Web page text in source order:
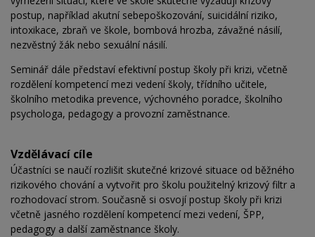
postup, například akutní sebepoškozování, suicidální riziko,
intoxikace, zbraň ve škole, bombová hrozba, závažné násilí,
nezvěstný žák nebo sexuální násilí.
Seminář dále představí efektivní postup školy při krizi, včetně
rozdělení kompetencí mezi vedení školy, třídního učitele,
školního metodika prevence, výchovného poradce, školního
psychologa, pedagogy a provozní zaměstnance.
Vzdělávací cíle
Účastníci se naučí rozlišit skutečné krizové situace od běžného
rizikového chování a vytvořit pro školu použitelný krizový filtr a
rozhodovací strom. Současně si osvojí postup školy při krizi
včetně jasného rozdělení kompetencí mezi vedení, ŠPP,
pedagogy a další zaměstnance školy.